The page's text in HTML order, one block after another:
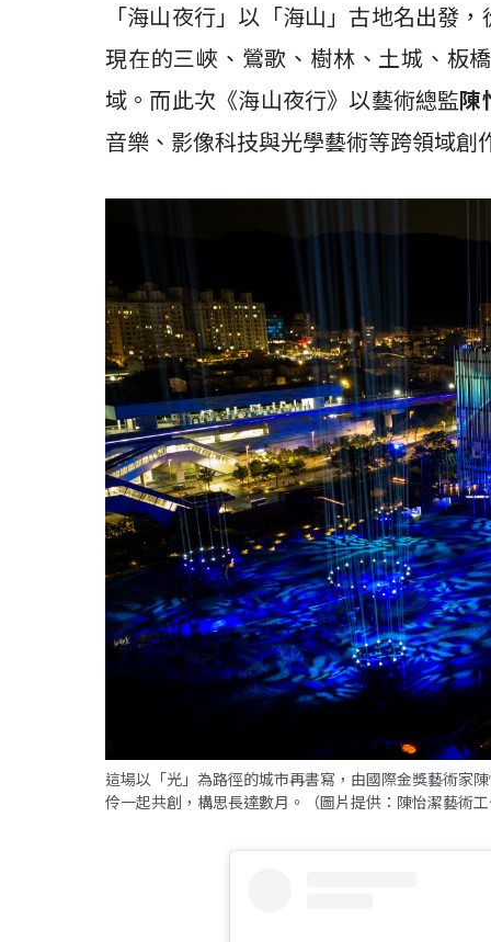
「海山夜行」以「海山」古地名出發
現在的三峽、鶯歌、樹林、土城、板
域。而此次《海山夜行》以藝術總監陳
音樂、影像科技與光學藝術等跨領域創
這場以「光」為路徑的城市再書寫，由國際金獎藝術家
伶一起共創，構思長達數月。（圖片提供：陳怡潔藝術工